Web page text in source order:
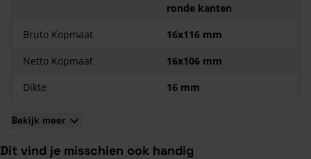
ronde kanten
Bruto Kopmaat
16x116 mm
Netto Kopmaat
16x106 mm
Dikte
16 mm
Bekijk meer
Dit vind je misschien ook handig